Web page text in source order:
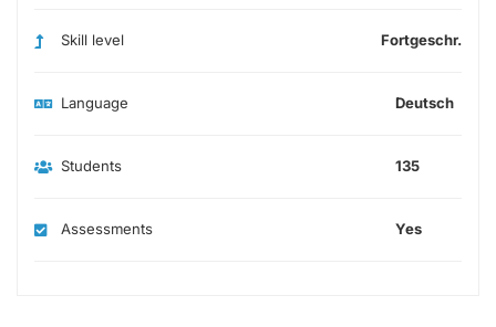
Skill level Fortgeschr.
Language Deutsch
Students 135
Assessments Yes